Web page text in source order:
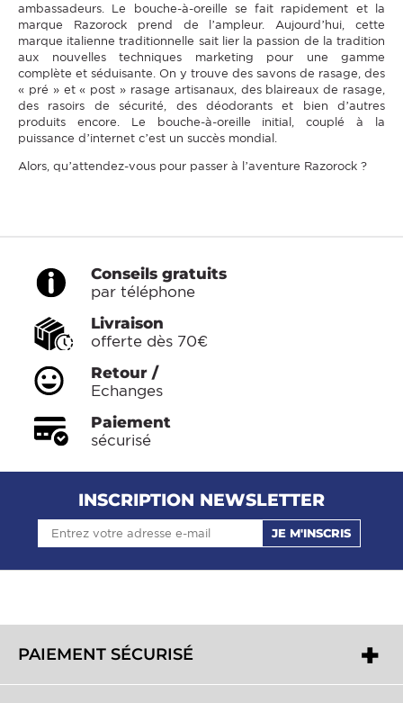
ambassadeurs. Le bouche-à-oreille se fait rapidement et la
marque Razorock prend de l’ampleur. Aujourd’hui, cette
marque italienne traditionnelle sait lier la passion de la tradition
aux nouvelles techniques marketing pour une gamme
complète et séduisante. On y trouve des savons de rasage, des
« pré » et « post » rasage artisanaux, des blaireaux de rasage,
des rasoirs de sécurité, des déodorants et bien d’autres
produits encore. Le bouche-à-oreille initial, couplé à la
puissance d’internet c’est un succès mondial.
Alors, qu’attendez-vous pour passer à l’aventure Razorock ?
Conseils gratuits
par téléphone
Livraison
offerte dès 70€
Retour /
Echanges
Paiement
sécurisé
INSCRIPTION NEWSLETTER
JE M'INSCRIS
PAIEMENT SÉCURISÉ